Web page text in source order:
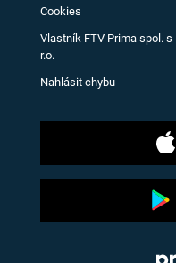
Cookies
Vlastník FTV Prima spol. s
r.o.
Nahlásit chybu